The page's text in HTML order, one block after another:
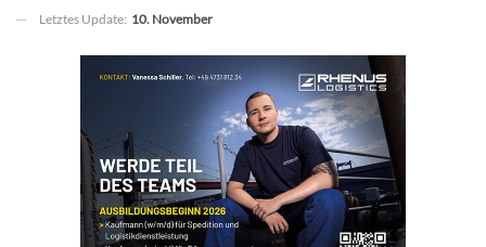
Letztes Update: 10. November